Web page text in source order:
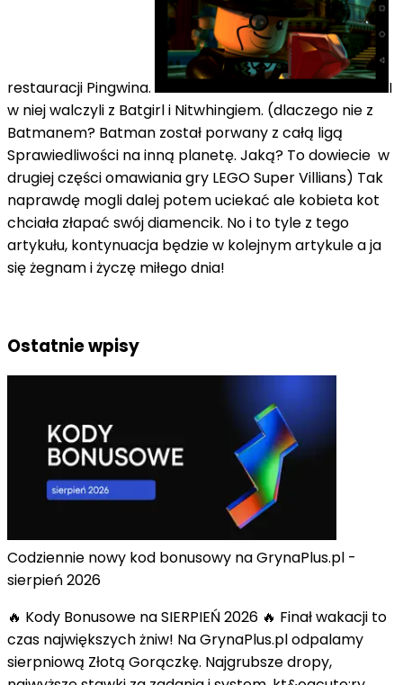
restauracji Pingwina.
I
w niej walczyli z Batgirl i Nitwhingiem. (dlaczego nie z
Batmanem? Batman został porwany z całą ligą
Sprawiedliwości na inną planetę. Jaką? To dowiecie w
drugiej części omawiania gry LEGO Super Villians) Tak
naprawdę mogli dalej potem uciekać ale kobieta kot
chciała złapać swój diamencik. No i to tyle z tego
artykułu, kontynuacja będzie w kolejnym artykule a ja
się żegnam i życzę miłego dnia!
Ostatnie wpisy
Codziennie nowy kod bonusowy na GrynaPlus.pl -
sierpień 2026
🔥 Kody Bonusowe na SIERPIEŃ 2026 🔥 Finał wakacji to
czas największych żniw! Na GrynaPlus.pl odpalamy
sierpniową Złotą Gorączkę. Najgrubsze dropy,